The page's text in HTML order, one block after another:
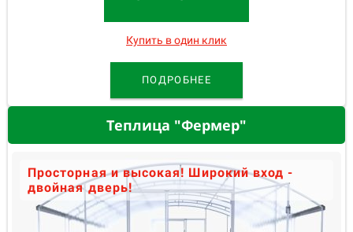
Купить в один клик
ПОДРОБНЕЕ
Теплица "Фермер"
Просторная и высокая! Широкий вход -
двойная дверь!